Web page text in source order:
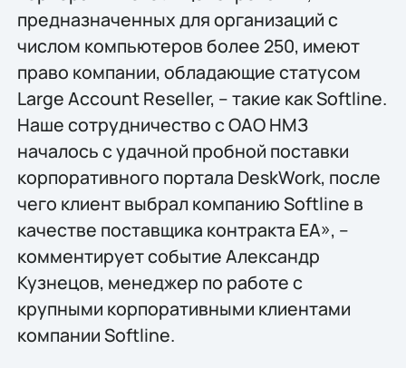
предназначенных для организаций с
числом компьютеров более 250, имеют
право компании, обладающие статусом
Large Account Reseller, – такие как Softline.
Наше сотрудничество с ОАО НМЗ
началось с удачной пробной поставки
корпоративного портала DeskWork, после
чего клиент выбрал компанию Softline в
качестве поставщика контракта EA», –
комментирует событие Александр
Кузнецов, менеджер по работе с
крупными корпоративными клиентами
компании Softline.